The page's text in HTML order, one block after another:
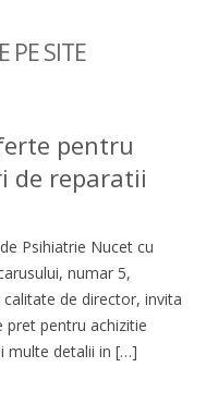
PE SITE
pentru
de reparatii
Psihiatrie Nucet cu
numar 5,
de director, invita
pentru achizitie
multe detalii in […]